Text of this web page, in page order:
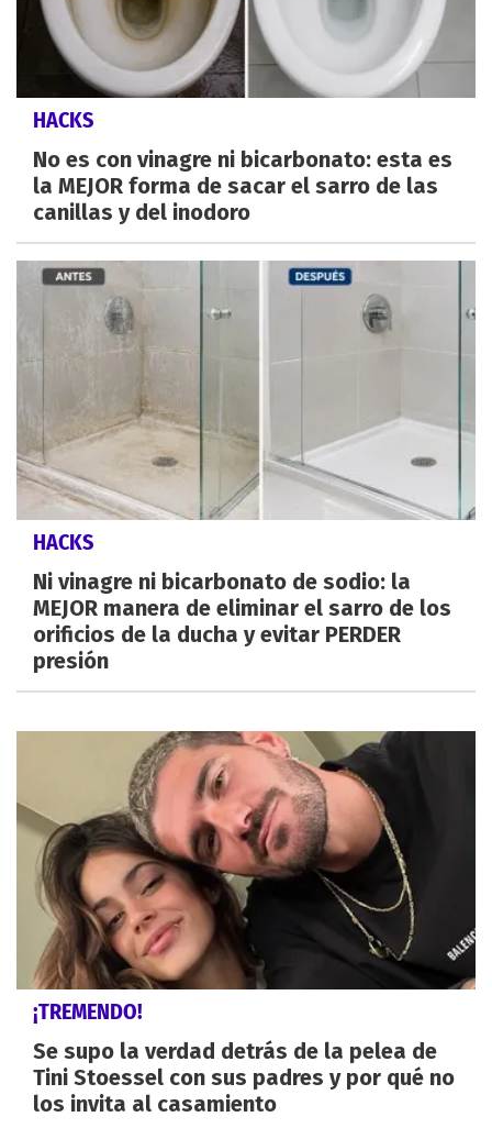
HACKS
No es con vinagre ni bicarbonato: esta es
la MEJOR forma de sacar el sarro de las
canillas y del inodoro
HACKS
Ni vinagre ni bicarbonato de sodio: la
MEJOR manera de eliminar el sarro de los
orificios de la ducha y evitar PERDER
presión
¡TREMENDO!
Se supo la verdad detrás de la pelea de
Tini Stoessel con sus padres y por qué no
los invita al casamiento